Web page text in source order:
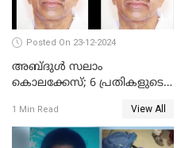
Posted On 23-12-2024
അബ്ദുള്‍ സലാം
കൊലക്കേസ്‌; 6 പ്രതികളുടെ
1 Min Read View All